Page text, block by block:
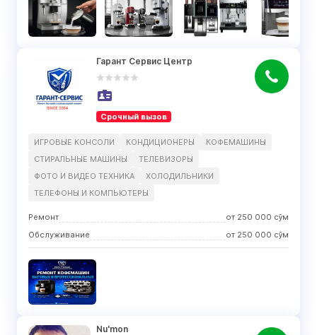
Гарант Сервис Центр
Срочный вызов
ИГРОВЫЕ КОНСОЛИ КОНДИЦИОНЕРЫ
КОФЕМАШИНЫ
СТИРАЛЬНЫЕ МАШИНЫ
ТЕЛЕВИЗОРЫ
ФОТО И ВИДЕО ТЕХНИКА
ХОЛОДИЛЬНИКИ
ТЕЛЕФОНЫ И КОМПЬЮТЕРЫ
Ремонт от 250 000 сўм
Обслуживание
от 250 000 сўм
Nu'mon